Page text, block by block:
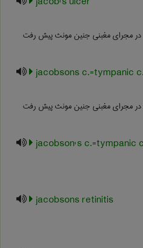
در مجرای مغبنی جنین مونث پیش رفت
jacobsons c.=tympanic
در مجرای مغبنی جنین مونث پیش رفت
jacobson's c.=tympanic
jacobsons retinitis